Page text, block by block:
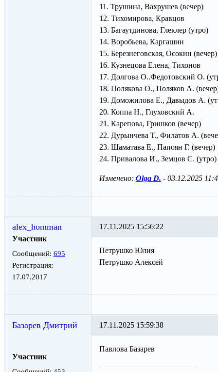
11. Трушина, Вахрушев (вечер)
12. Тихомирова, Кравцов
13. Багаутдинова, Глеклер (утро)
14. Воробьева, Каргашин
15. Березнеговская, Осокин (вечер)
16. Кузнецова Елена, Тихонов
17. Долгова О..Федотовский О.
18. Полякова О., Поляков А.
19. Доможилова Е., Давыдов А.
20. Коппа Н., Глуховский А.
21. Карепова, Гришков (вечер)
22. Дурынчева Т., Филатов А.
23. Шаматава Е., Папоян Г. (вечер)
24. Привалова И., Земцов С. (утро)
Изменено: Olga D. - 03.12.2025
alex_homman
Участник
Сообщений: 695
Регистрация:
17.07.2017
17.11.2025 15:56:22
Петрушко Юлия
Петрушко Алексей
Базарев Дмитрий
Участник
17.11.2025 15:59:38
Павлова Базарев